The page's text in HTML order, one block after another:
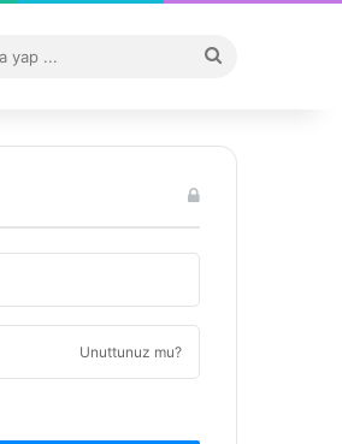
...
Unuttunuz mu?